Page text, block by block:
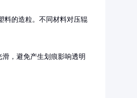
料的造粒。不同材料对压辊
，避免产生划痕影响透明